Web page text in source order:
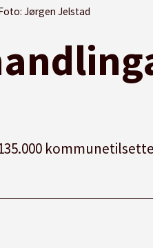
Jørgen Jelstad